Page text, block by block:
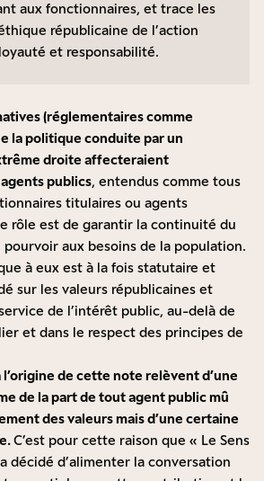
aux fonctionnaires, et trace les
républicaine de l’action
et responsabilité.
(réglementaires comme
la politique conduite par un
droite affecteraient
publics, entendus comme tous
titulaires ou agents
rôle est de garantir la continuité du
aux besoins de la population.
à eux est à la fois statutaire et
sur les valeurs républicaines et
de l’intérêt public, au-delà de
et dans le respect des principes de
de cette note relèvent d’une
de la part de tout agent public mû
des valeurs mais d’une certaine
C’est pour cette raison que « Le Sens
décidé d’alimenter la conversation